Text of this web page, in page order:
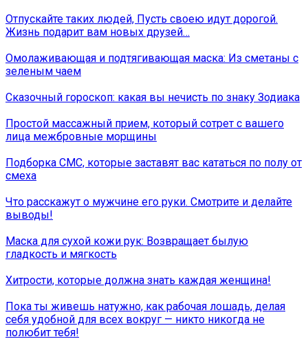
Отпускайте таких людей, Пусть своею идут дорогой.
Жизнь подарит вам новых друзей…
Омолаживающая и подтягивающая маска: Из сметаны с
зеленым чаем
Сказочный гороскоп: какая вы нечисть по знаку Зодиака
Простой массажный прием, который сотрет с вашего
лица межбровные морщины
Подборка СМС, которые заставят вас кататься по полу от
смеха
Что расскажут о мужчине его руки. Смотрите и делайте
выводы!
Маска для сухой кожи рук: Возвращает былую
гладкость и мягкость
Хитрости, которые должна знать каждая женщина!
Пока ты живешь натужно, как рабочая лошадь, делая
себя удобной для всех вокруг — никто никогда не
полюбит тебя!